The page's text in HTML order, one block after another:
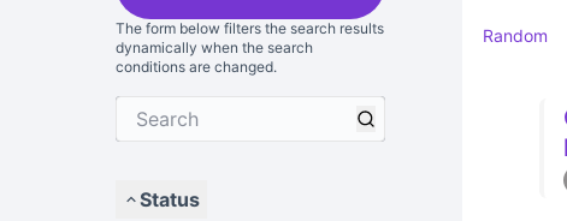
The form below filters the search results
dynamically when the search
conditions are changed.
Status
Random